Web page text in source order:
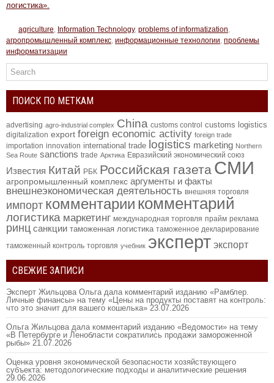
логистика».
agriculture, Information Technology, problems of informatization,
агропромышленный комплекс, информационные технологии, проблемы
информатизации
ПОИСК ПО МЕТКАМ
advertising agro-industrial complex China customs control customs logistics
digitalization export foreign economic activity foreign trade
importation innovation international trade logistics marketing Northern
Sea Route sanctions trade Арктика Евразийский экономический союз
Известия Китай РБК Российская газета СМИ
агропромышленный комплекс аргументы и факты
внешнеэкономическая деятельность внешняя торговля
импорт комментарии комментарий
логистика маркетинг международная торговля прайм реклама
ринц санкции таможенная логистика таможенное декларирование
таможенный контроль торговля учебник эксперт экспорт
СВЕЖИЕ ЗАПИСИ
Эксперт Жильцова Ольга дала комментарий изданию «Рамблер.
Личные финансы» на тему «Цены на продукты поставят на контроль:
что это значит для вашего кошелька» 23.07.2026
Ольга Жильцова дала комментарий изданию «Ведомости» на тему
«В Петербурге и Ленобласти сократились продажи замороженной
рыбы» 21.07.2026
Оценка уровня экономической безопасности хозяйствующего
субъекта: методологические подходы и аналитические решения
29.06.2026